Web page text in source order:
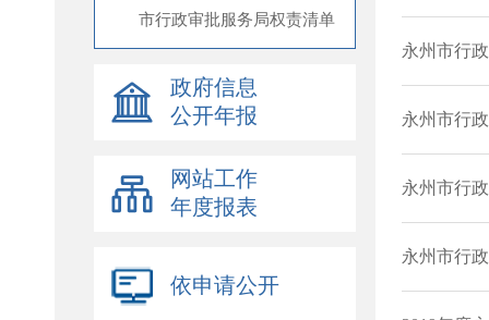
市行政审批服务局权责清单
政府信息
公开年报
网站工作
年度报表
依申请公开